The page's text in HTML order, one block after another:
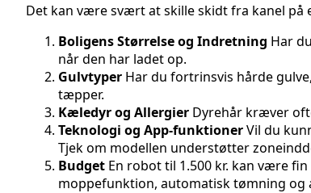
Det kan være svært at skille skidt fra kanel på
Boligens Størrelse og Indretning Har
når den har ladet op.
Gulvtyper Har du fortrinsvis hårde
tæpper.
Kæledyr og Allergier Dyrehår kræver
Teknologi og App-funktionerVil du
Tjek om modellen understøtter
Budget En robot til 1.500 kr. kan være
moppefunktion, automatisk tømning og